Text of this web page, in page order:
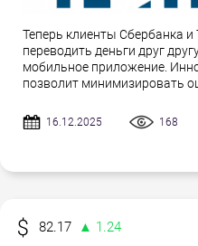
Теперь клиенты Сбербанка и
переводить деньги друг
мобильное приложение.
позволит минимизировать
16.12.2025 168
82.17 ▲ 1.24